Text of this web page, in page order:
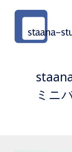
ミニ